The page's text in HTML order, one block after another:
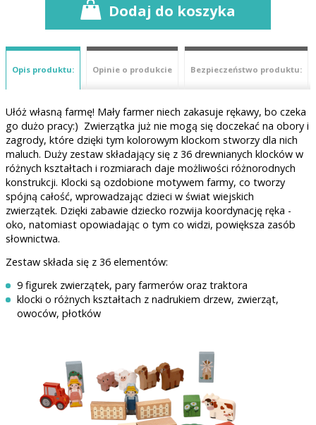
Dodaj do koszyka
Opis produktu: Opinie o produkcie Bezpieczeństwo produktu:
Ułóż własną farmę! Mały farmer niech zakasuje rękawy, bo czeka
go dużo pracy:) Zwierzątka już nie mogą się doczekać na obory i
zagrody, które dzięki tym kolorowym klockom stworzy dla nich
maluch. Duży zestaw składający się z 36 drewnianych klocków w
różnych kształtach i rozmiarach daje możliwości różnorodnych
konstrukcji. Klocki są ozdobione motywem farmy, co tworzy
spójną całość, wprowadzając dzieci w świat wiejskich
zwierzątek. Dzięki zabawie dziecko rozwija koordynację ręka -
oko, natomiast opowiadając o tym co widzi, powiększa zasób
słownictwa.
Zestaw składa się z 36 elementów:
9 figurek zwierzątek, pary farmerów oraz traktora
klocki o różnych kształtach z nadrukiem drzew, zwierząt,
owoców, płotków